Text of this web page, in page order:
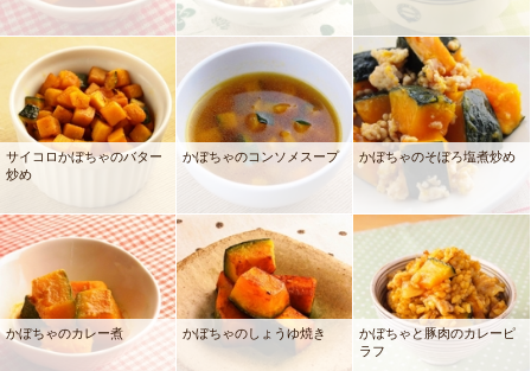
サイコロかぼちゃのバター
炒め
かぼちゃのコンソメスープ かぼちゃのそぼろ塩煮炒め
かぼちゃのカレー煮 かぼちゃのしょうゆ焼き
かぼちゃと豚肉のカレーピ
ラフ